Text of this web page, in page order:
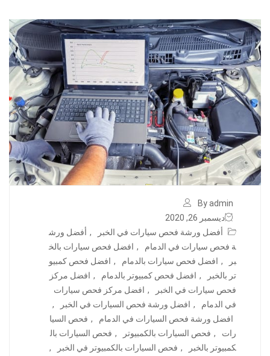
By admin
ديسمبر 26, 2020
أفضل ورشة فحص سيارات في الخبر
, أفضل ورش
ة فحص سيارات في الدمام
, افضل فحص سيارات بالخ
بر
, افضل فحص سيارات بالدمام , افضل فحص كمبيو
تر بالخبر
, افضل فحص كمبيوتر بالدمام , افضل مركز
فحص سيارات في الخبر
, افضل مركز فحص سيارات
في الدمام
, افضل ورشة فحص السيارات في الخبر
,
افضل ورشة فحص السيارات في الدمام
, فحص السيا
رات
, فحص السيارات بالكمبيوتر , فحص السيارات بال
كمبيوتر بالخبر
, فحص السيارات بالكمبيوتر في الخبر
,